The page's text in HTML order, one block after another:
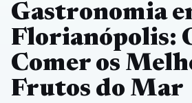
Gastronomia
Florianópolis:
Comer os
Frutos do Mar